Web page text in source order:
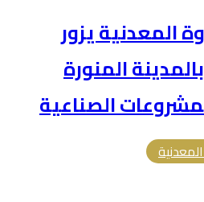
المعدنية يزور
المنورة
الصناعية